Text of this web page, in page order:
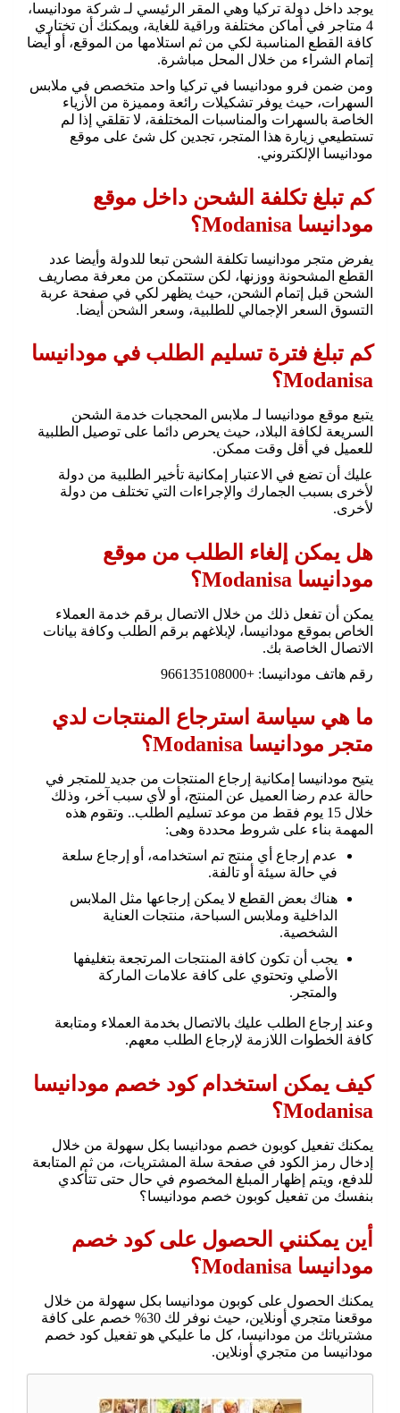
يوجد داخل دولة تركيا وهي المقر الرئيسي لـ شركة مودانيسا،
4 متاجر في أماكن مختلفة وراقية للغاية، ويمكنك أن تختاري
كافة القطع المناسبة لكي من ثم استلامها من الموقع، أو أيضا
إتمام الشراء من خلال المحل مباشرة.
ومن ضمن فرو مودانيسا في تركيا واحد متخصص في ملابس
السهرات، حيث يوفر تشكيلات رائعة ومميزة من الأزياء
الخاصة بالسهرات والمناسبات المختلفة، لا تقلقي إذا لم
تستطيعي زيارة هذا المتجر، تجدين كل شئ على موقع
مودانيسا الإلكتروني.
كم تبلغ تكلفة الشحن داخل موقع
مودانيسا Modanisa؟
يفرض متجر مودانيسا تكلفة الشحن تبعا للدولة وأيضا عدد
القطع المشحونة ووزنها، لكن ستتمكن من معرفة مصاريف
الشحن قبل إتمام الشحن، حيث يظهر لكي في صفحة عربة
التسوق السعر الإجمالي للطلبية، وسعر الشحن أيضا.
كم تبلغ فترة تسليم الطلب في مودانيسا
Modanisa؟
يتبع موقع مودانيسا لـ ملابس المحجبات خدمة الشحن
السريعة لكافة البلاد، حيث يحرص دائما على توصيل الطلبية
للعميل في أقل وقت ممكن.
عليك أن تضع في الاعتبار إمكانية تأخير الطلبية من دولة
لأخرى بسبب الجمارك والإجراءات التي تختلف من دولة
لأخرى.
هل يمكن إلغاء الطلب من موقع
مودانيسا Modanisa؟
يمكن أن تفعل ذلك من خلال الاتصال برقم خدمة العملاء
الخاص بموقع مودانيسا، لإبلاغهم برقم الطلب وكافة بيانات
الاتصال الخاصة بك.
رقم هاتف مودانيسا: +966135108000
ما هي سياسة استرجاع المنتجات لدي
متجر مودانيسا Modanisa؟
يتيح مودانيسا إمكانية إرجاع المنتجات من جديد للمتجر في
حالة عدم رضا العميل عن المنتج، أو لأي سبب آخر، وذلك
خلال 15 يوم فقط من موعد تسليم الطلب.. وتقوم هذه
المهمة بناء على شروط محددة وهى:
عدم إرجاع أي منتج تم استخدامه، أو إرجاع سلعة
في حالة سيئة أو تالفة.
هناك بعض القطع لا يمكن إرجاعها مثل الملابس
الداخلية وملابس السباحة، منتجات العناية
الشخصية.
يجب أن تكون كافة المنتجات المرتجعة بتغليفها
الأصلي وتحتوي على كافة علامات الماركة
والمتجر.
وعند إرجاع الطلب عليك بالاتصال بخدمة العملاء ومتابعة
كافة الخطوات اللازمة لإرجاع الطلب معهم.
كيف يمكن استخدام كود خصم مودانيسا
Modanisa؟
يمكنك تفعيل كوبون خصم مودانيسا بكل سهولة من خلال
إدخال رمز الكود في صفحة سلة المشتريات، من ثم المتابعة
للدفع، ويتم إظهار المبلغ المخصوم في حال حتى تتأكدي
بنفسك من تفعيل كوبون خصم مودانيسا؟
أين يمكنني الحصول على كود خصم
مودانيسا Modanisa؟
يمكنك الحصول على كوبون مودانيسا بكل سهولة من خلال
موقعنا متجري أونلاين، حيث نوفر لك 30% خصم على كافة
مشترياتك من مودانيسا، كل ما عليكي هو تفعيل كود خصم
مودانيسا من متجري أونلاين.